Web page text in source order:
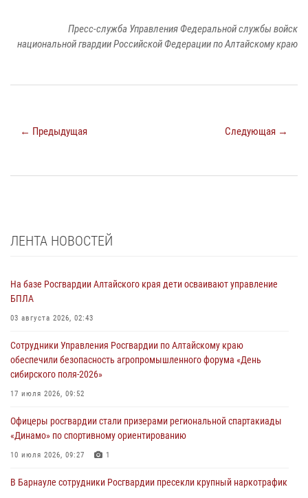
Пресс-служба Управления Федеральной службы войск
национальной гвардии Российской Федерации по Алтайскому краю
← Предыдущая Следующая →
ЛЕНТА НОВОСТЕЙ
На базе Росгвардии Алтайского края дети осваивают управление
БПЛА
03 августа 2026, 02:43
Сотрудники Управления Росгвардии по Алтайскому краю
обеспечили безопасность агропромышленного форума «День
сибирского поля-2026»
17 июля 2026, 09:52
Офицеры росгвардии стали призерами региональной спартакиады
«Динамо» по спортивному ориентированию
10 июля 2026, 09:27 1
В Барнауле сотрудники Росгвардии пресекли крупный наркотрафик